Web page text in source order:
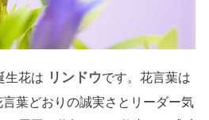
生花は リンドウです。花言葉は
言葉どおりの誠実さとリーダー気